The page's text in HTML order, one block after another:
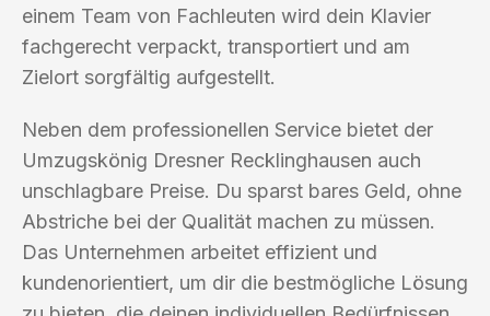
einem Team von Fachleuten wird dein Klavier
fachgerecht verpackt, transportiert und am
Zielort sorgfältig aufgestellt.
Neben dem professionellen Service bietet der
Umzugskönig Dresner Recklinghausen auch
unschlagbare Preise. Du sparst bares Geld, ohne
Abstriche bei der Qualität machen zu müssen.
Das Unternehmen arbeitet effizient und
kundenorientiert, um dir die bestmögliche Lösung